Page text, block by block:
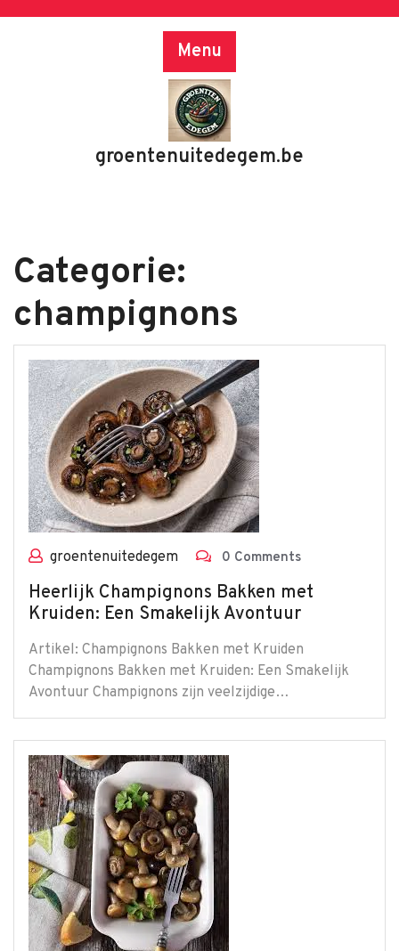
Menu
groentenuitedegem.be
Categorie:
champignons
groentenuitedegem 0 Comments
Heerlijk Champignons Bakken met
Kruiden: Een Smakelijk Avontuur
Artikel: Champignons Bakken met Kruiden
Champignons Bakken met Kruiden: Een Smakelijk
Avontuur Champignons zijn veelzijdige…